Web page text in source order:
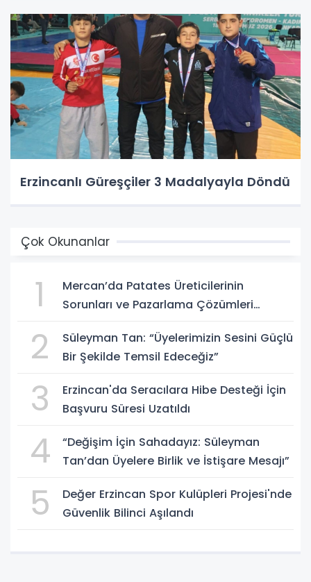
Erzincanlı Güreşçiler 3 Madalyayla Döndü
Çok Okunanlar
1
Mercan’da Patates Üreticilerinin
Sorunları ve Pazarlama Çözümleri
2
Süleyman Tan: “Üyelerimizin Sesini Güçlü
Bir Şekilde Temsil Edeceğiz”
3
Erzincan'da Seracılara Hibe Desteği İçin
Başvuru Süresi Uzatıldı
4
“Değişim İçin Sahadayız: Süleyman
Tan’dan Üyelere Birlik ve İstişare Mesajı”
5
Değer Erzincan Spor Kulüpleri Projesi'nde
Güvenlik Bilinci Aşılandı